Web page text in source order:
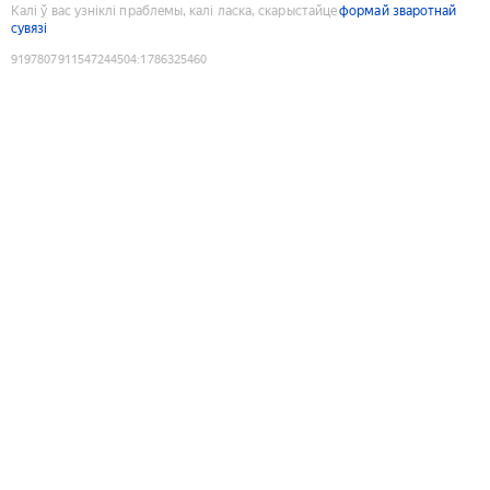
Калі ў вас узніклі праблемы, калі ласка, скарыстайцеформай зваротнай
сувязі
9197807911547244504:1786325460